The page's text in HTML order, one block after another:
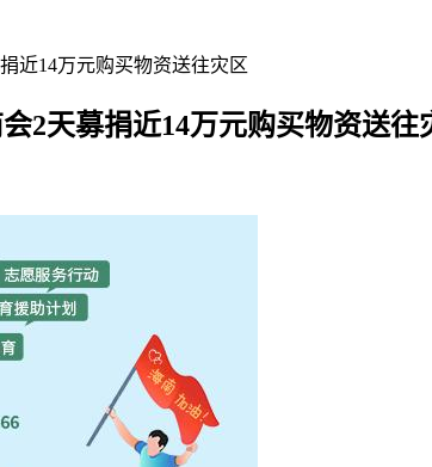
近14万元购买物资送往灾区
2天募捐近14万元购买物资送往